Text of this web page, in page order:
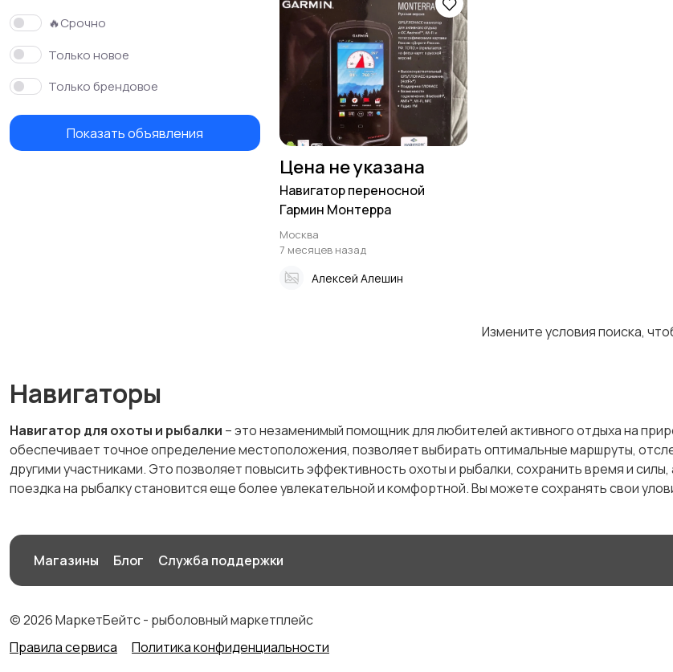
🔥Срочно
Только новое
Только брендовое
Показать объявления
Цена не указана
Навигатор переносной
Гармин Монтерра
Москва
7 месяцев назад
Алексей Алешин
Измените условия поиска,
Навигаторы
Навигатор для охоты и рыбалки – это незаменимый помощник для любителей активного отдыха на
обеспечивает точное определение местоположения, позволяет выбирать оптимальные маршруты,
другими участниками. Это позволяет повысить эффективность охоты и рыбалки, сохранить время и
поездка на рыбалку становится еще более увлекательной и комфортной. Вы можете сохранять свои
Магазины Блог Служба поддержки
© 2026 МаркетБейтс - рыболовный маркетплейс
Правила сервиса
Политика конфиденциальности